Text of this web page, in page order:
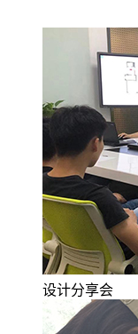
设计分享会